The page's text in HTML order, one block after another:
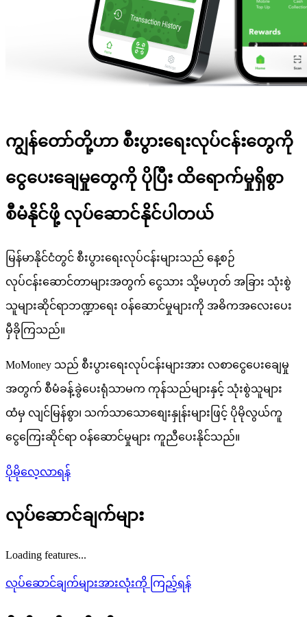
ကျွန်တော်တို့ဟာ စီးပွားရေးလုပ်ငန်းတွေကို
ငွေပေးချေမှုတွေကို ပိုပြီး ထိရောက်မှုရှိစွာ
စီမံနိုင်ဖို့ လုပ်ဆောင်နိုင်ပါတယ်
မြန်မာနိုင်ငံတွင် စီးပွားရေးလုပ်ငန်းများသည် နေ့စဉ်
လုပ်ငန်းဆောင်တာများအတွက် ငွေသား သို့မဟုတ် အခြား သုံးစွဲ
သူများဆိုင်ရာဘဏ္ဍာရေး ဝန်ဆောင်မှုများကို အဓိကအလေးပေး
မှီခိုကြသည်။
MoMoney သည် စီးပွားရေးလုပ်ငန်းများအား လစာငွေပေးချေမှု
အတွက် စီမံခန့်ခွဲပေးရုံသာမက ကုန်သည်များနှင့် သုံးစွဲသူများ
ထံမှ လျင်မြန်စွာ၊ သက်သာသောစျေးနှုန်းများဖြင့် ပိုမိုလွယ်ကူ
ငွေကြေးဆိုင်ရာ ဝန်ဆောင်မှုများ ကူညီပေးနိုင်သည်။
ပိုမိုလေ့လာရန်
လုပ်ဆောင်ချက်များ
Loading features...
လုပ်ဆောင်ချက်များအားလုံးကို ကြည့်ရန်